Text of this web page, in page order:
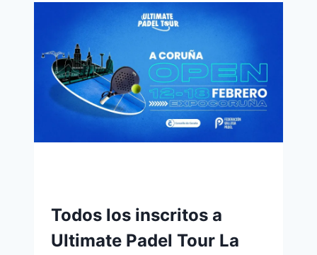
Todos los inscritos a
Ultimate Padel Tour La